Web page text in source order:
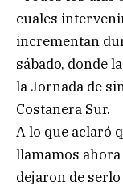
cuales
incrementan
sábado, donde
la Jornada de
Costanera Sur.
A lo que aclaró
llamamos
dejaron de